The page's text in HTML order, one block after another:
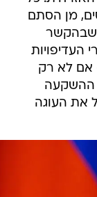
מן הסתם
שבהקשר
העדיפויות
- אם לא רק
ההשקעה
את העוגה